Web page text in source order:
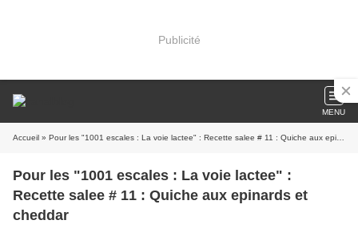
Publicité
MENU
Accueil » Pour les "1001 escales : La voie lactee" : Recette salee # 11 : Quiche aux epinards et cheddar
Pour les "1001 escales : La voie lactee" :
Recette salee # 11 : Quiche aux epinards et
cheddar